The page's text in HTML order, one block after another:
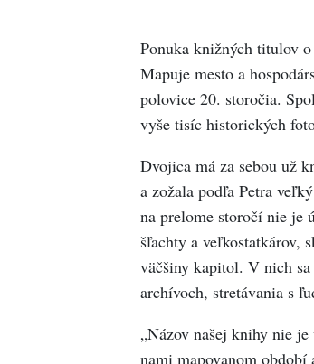
Ponuka knižných titulov
Mapuje mesto a
polovice 20. storočia.
vyše tisíc historických
Dvojica má za sebou už
a zožala podľa Petra
na prelome storočí nie je
šľachty a veľkostatkárov,
väčšiny kapitol. V nich
archívoch, stretávania s
„Názov našej knihy nie
nami mapovanom